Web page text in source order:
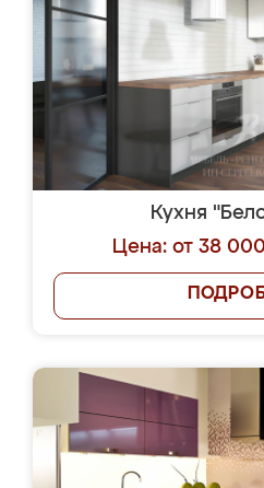
Кухня
Цена: от 38